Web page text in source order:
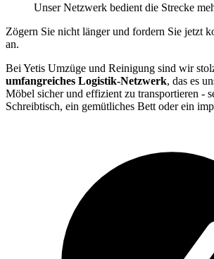
Unser Netzwerk bedient die Strecke
Zögern Sie nicht länger und fordern Sie jetzt
an.
Bei Yetis Umzüge und Reinigung sind wir
umfangreiches Logistik-Netzwerk, das es
Möbel sicher und effizient zu transportieren -
Schreibtisch, ein gemütliches Bett oder ein